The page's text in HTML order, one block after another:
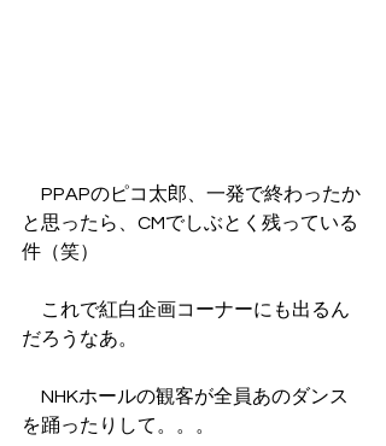
PPAPのピコ太郎、一発で終わったか
と思ったら、CMでしぶとく残っている
件（笑）
これで紅白企画コーナーにも出るん
だろうなあ。
NHKホールの観客が全員あのダンス
を踊ったりして。。。